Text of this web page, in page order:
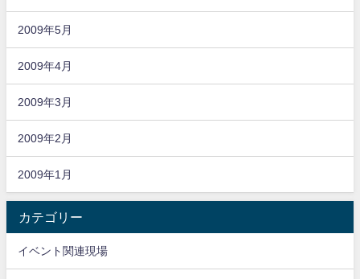
2009年5月
2009年4月
2009年3月
2009年2月
2009年1月
カテゴリー
イベント関連現場